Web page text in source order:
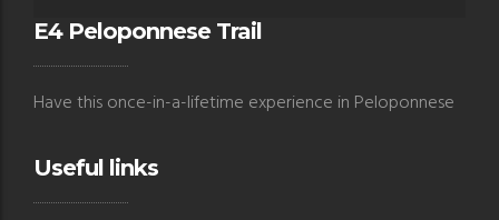
E4 Peloponnese Trail
Have this once-in-a-lifetime experience in Peloponnese
Useful links